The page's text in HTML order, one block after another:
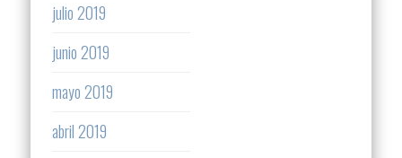
julio 2019
junio 2019
mayo 2019
abril 2019